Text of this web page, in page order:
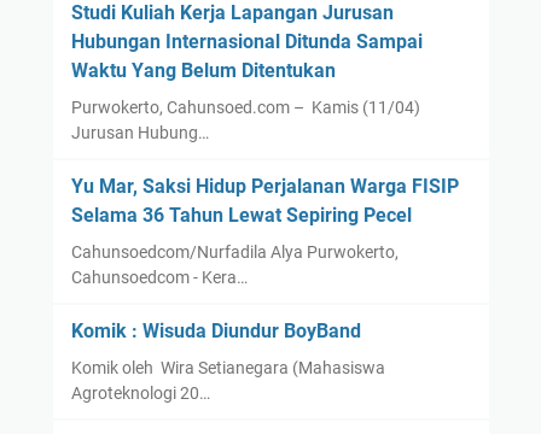
Studi Kuliah Kerja Lapangan Jurusan
Hubungan Internasional Ditunda Sampai
Waktu Yang Belum Ditentukan
Purwokerto, Cahunsoed.com – Kamis (11/04)
Jurusan Hubung…
Yu Mar, Saksi Hidup Perjalanan Warga FISIP
Selama 36 Tahun Lewat Sepiring Pecel
Cahunsoedcom/Nurfadila Alya Purwokerto,
Cahunsoedcom - Kera…
Komik : Wisuda Diundur BoyBand
Komik oleh Wira Setianegara (Mahasiswa
Agroteknologi 20…